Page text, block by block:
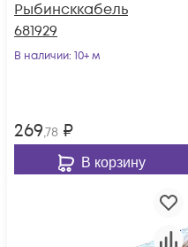
Рыбинсккабель
681929
В наличии: 10+ м
269,78 ₽
В корзину